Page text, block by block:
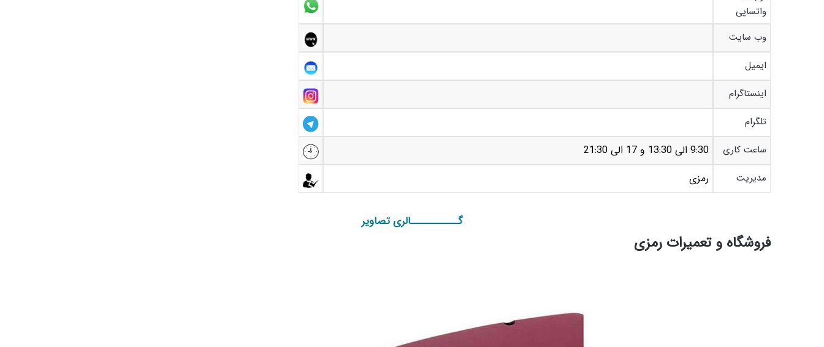
واتساپی
وب سایت
ایمیل
اینستاگرام
تلگرام
ساعت کاری
9:30 الی 13:30 و 17 الی 21:30
مدیریت رمزی
گـــــــــــالری تصاویر
فروشگاه و تعمیرات رمزی